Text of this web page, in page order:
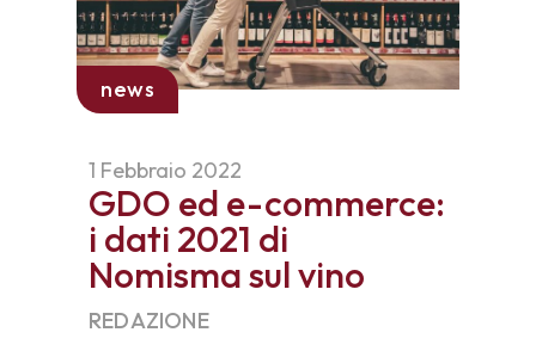
news
1 Febbraio 2022
GDO ed e-commerce:
i dati 2021 di
Nomisma sul vino
REDAZIONE